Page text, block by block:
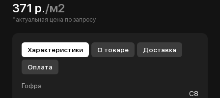
371 р./м2
*актуальная цена по запросу
Характеристики О товаре Доставка
Оплата
Гофра
С8